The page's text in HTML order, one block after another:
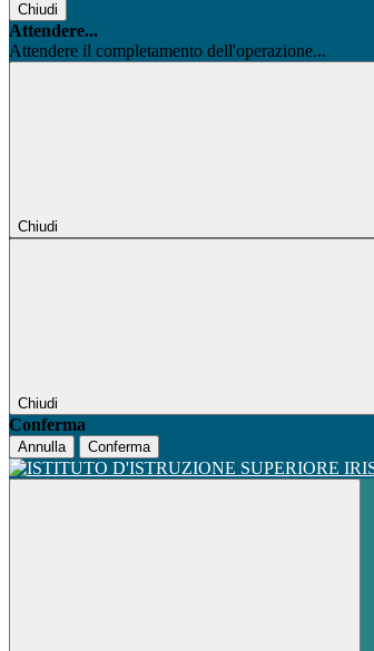
Chiudi
Attendere...
Attendere il completamento dell'operazione...
Chiudi
Chiudi
Conferma
Annulla Conferma